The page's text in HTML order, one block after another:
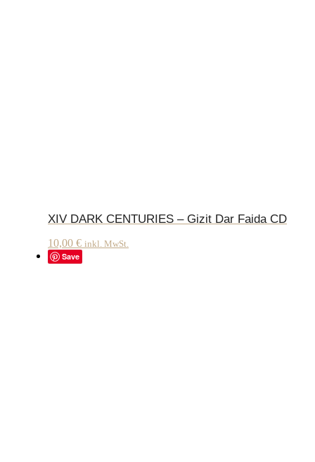
XIV DARK CENTURIES – Gizit Dar Faida CD
10,00 € inkl. MwSt.
Save